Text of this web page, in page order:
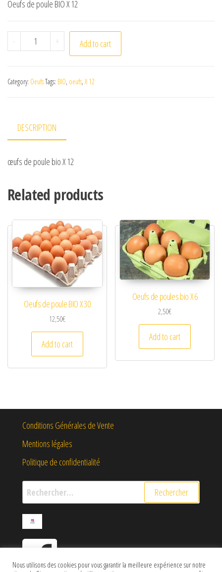
Oeufs de poule BIO X 12
- Oeufs de poule BIO X 12 quantity
+ Add to cart
Category: OeufsTags: BIO, oeufs, X 12
DESCRIPTION
œufs de poule bio X 12
Related products
Oeufs de poule BIO X 30
12,50€
Add to cart
Oeufs de poules bio X 6
2,50€
Add to cart
Conditions Générales de Vente
Mentions légales
Politique de confidentialité
Rechercher :
Nous utilisons des cookies pour vous garantir la meilleure expérience sur notre